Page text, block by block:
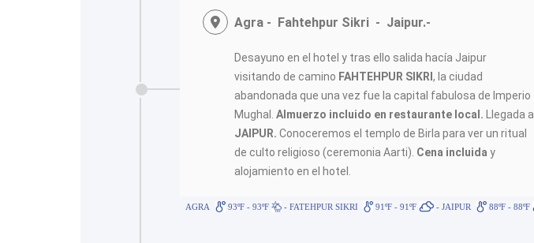
Agra - Fahtehpur Sikri - Jaipur.-
Desayuno en el hotel y tras ello salida hacía Jaipur
visitando de camino FAHTEHPUR SIKRI, la ciudad
abandonada que una vez fue la capital fabulosa de Imperio
Mughal.Almuerzo incluido en restaurante local.
Llegada a
JAIPUR.Conoceremos el templo de Birla para ver un ritual
de culto religioso (ceremonia Aarti). Cena incluida y
alojamiento en el hotel.
AGRA 93ºF - 93ºF - FATEHPUR SIKRI 91ºF - 91ºF - JAIPUR 88ºF - 88ºF